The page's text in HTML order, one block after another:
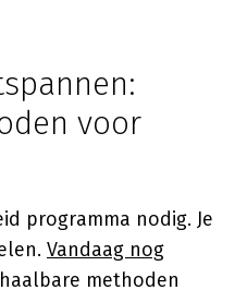
voor
programma nodig. Je
Vandaag nog
methoden